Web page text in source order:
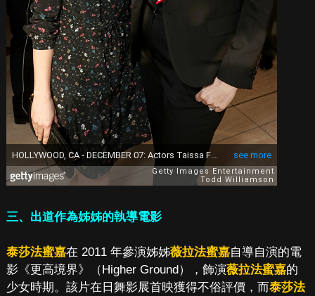
三、出道作為姊姊的執導電影
泰莎法蜜嘉在 2011 年參演姊姊薇拉法蜜嘉自導自演的電
影《更高境界》（Higher Ground），飾演薇拉法蜜嘉的
少女時期。該片在日舞影展首映獲得不俗評價，而泰莎法